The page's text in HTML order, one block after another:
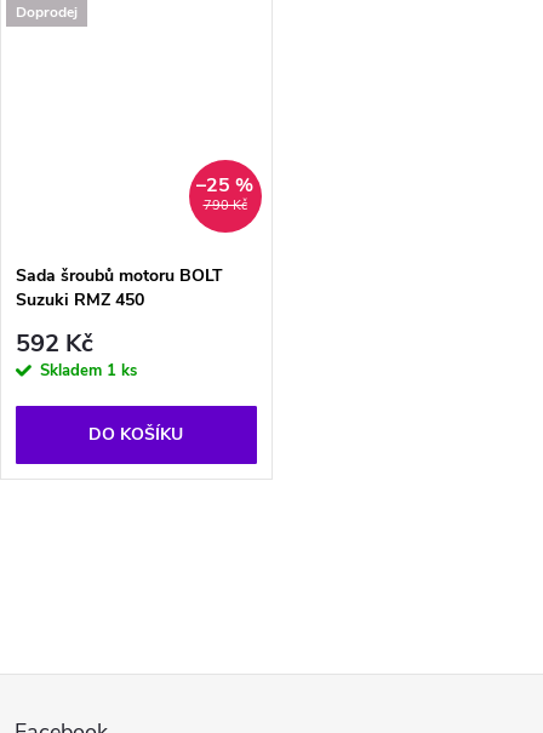
Doprodej
790 Kč
–25 %
Sada šroubů motoru BOLT
Suzuki RMZ 450
592 Kč
Skladem 1 ks
DO KOŠÍKU